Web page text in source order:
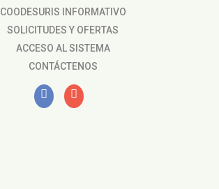
COODESURIS INFORMATIVO
SOLICITUDES Y OFERTAS
ACCESO AL SISTEMA
CONTÁCTENOS